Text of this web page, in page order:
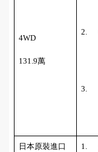
4WD
131.9萬
2.
3.
日本原裝進口 1.